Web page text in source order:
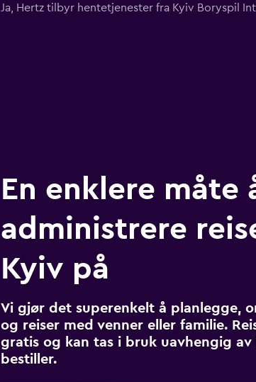
Ja, Hertz tilbyr hentetjenester fra Kyiv Boryspil
En enklere måte
administrere
Kyiv på
Vi gjør det superenkelt å planlegge,
og reiser med venner eller familie.
gratis og kan tas i bruk uavhengig av
bestiller.